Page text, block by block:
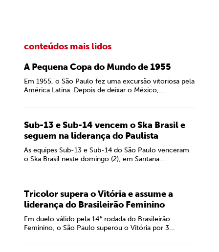
conteúdos mais lidos
A Pequena Copa do Mundo de 1955
Em 1955, o São Paulo fez uma excursão vitoriosa pela
América Latina. Depois de deixar o México,...
Sub-13 e Sub-14 vencem o Ska Brasil e
seguem na liderança do Paulista
As equipes Sub-13 e Sub-14 do São Paulo venceram
o Ska Brasil neste domingo (2), em Santana...
Tricolor supera o Vitória e assume a
liderança do Brasileirão Feminino
Em duelo válido pela 14ª rodada do Brasileirão
Feminino, o São Paulo superou o Vitória por 3...